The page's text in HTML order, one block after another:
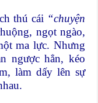
thú cái “chuyện
ngọt ngào,
ma lực. Nhưng
ngược hẳn, kéo
làm dấy lên sự